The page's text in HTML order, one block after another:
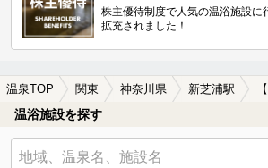
株主優待制度で人気の温浴施設に
拡充されました！
温泉TOP 関東 神奈川県 新芝浦駅
温浴施設を探す